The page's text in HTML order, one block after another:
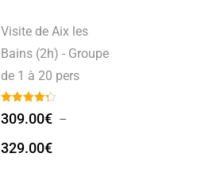
Visite de Aix les
Bains (2h) - Groupe
de 1 à 20 pers
309.00€ –
329.00€